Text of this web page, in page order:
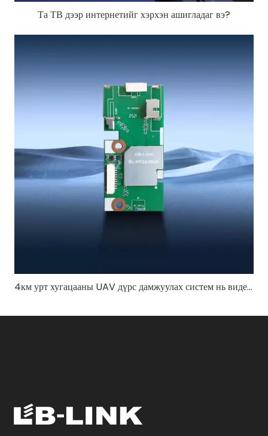
Та ТВ дээр интернетийг хэрхэн ашигладаг вэ?
4км урт хугацааны UAV дүрс дамжуулах систем нь видеоны тогтвортой чанарыг хэрхэн хангадаг вэ?